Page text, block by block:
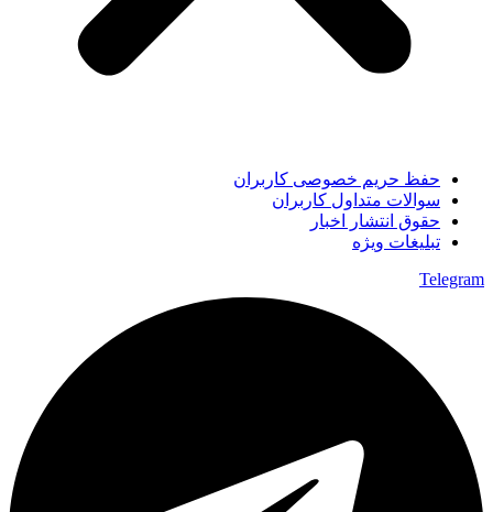
حفظ حریم خصوصی کاربران
سوالات متداول کاربران
حقوق انتشار اخبار
تبلیغات ویژه
Telegram